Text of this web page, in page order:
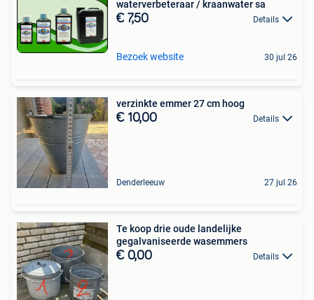
waterverbeteraar / kraanwater sa
€ 7,50 Details
Bezoek website 30 jul 26
verzinkte emmer 27 cm hoog
€ 10,00 Details
Denderleeuw 27 jul 26
Te koop drie oude landelijke
gegalvaniseerde wasemmers
€ 0,00 Details